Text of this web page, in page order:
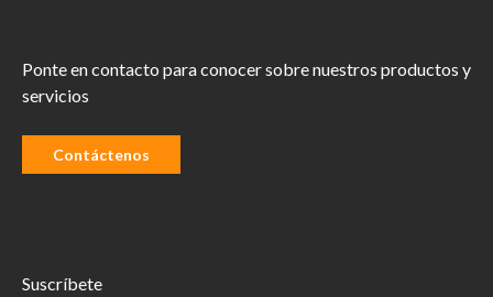
Ponte en contacto para conocer sobre nuestros productos y
servicios
Contáctenos
Suscríbete